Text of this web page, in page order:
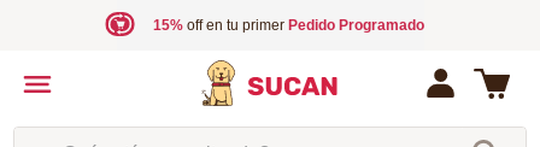
15%off en tu primer Pedido Programado
¿Qué estás necesitando?